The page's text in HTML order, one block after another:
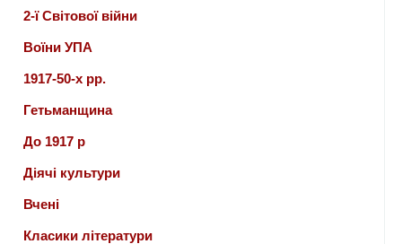
2-ї Світової війни
Воїни УПА
1917-50-х рр.
Гетьманщина
До 1917 р
Діячі культури
Вчені
Класики літератури